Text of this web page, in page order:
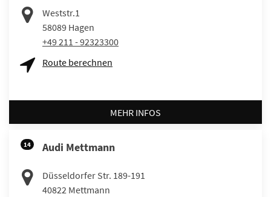
Weststr.1
58089 Hagen
+49 211 - 92323300
Route berechnen
MEHR INFOS
14 Audi Mettmann
Düsseldorfer Str. 189-191
40822 Mettmann